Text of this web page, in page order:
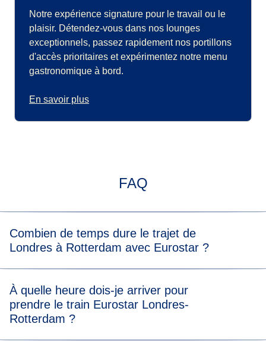
Notre expérience signature pour le travail ou le
plaisir. Détendez-vous dans nos lounges
exceptionnels, passez rapidement nos portillons
d'accès prioritaires et expérimentez notre menu
gastronomique à bord.
En savoir plus
FAQ
Combien de temps dure le trajet de
Londres à Rotterdam avec Eurostar ?
trains indirects mettent environ 2 heures et 3 mins pour
arriver à Bruxelles-Midi, puis 1 heure et 8 minutes pour
arriver à Rotterdam Centraal.
À quelle heure dois-je arriver pour
prendre le train Eurostar Londres-
Rotterdam ?